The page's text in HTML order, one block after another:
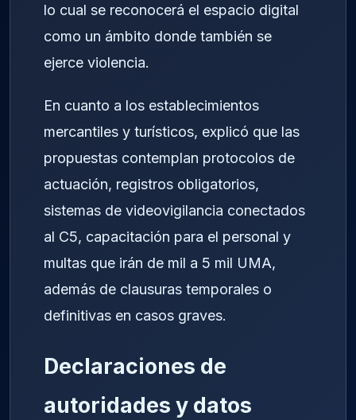
lo cual se reconocerá el espacio digital
como un ámbito donde también se
ejerce violencia.
En cuanto a los establecimientos
mercantiles y turísticos, explicó que las
propuestas contemplan protocolos de
actuación, registros obligatorios,
sistemas de videovigilancia conectados
al C5, capacitación para el personal y
multas que irán de mil a 5 mil UMA,
además de clausuras temporales o
definitivas en casos graves.
Declaraciones de
autoridades y datos